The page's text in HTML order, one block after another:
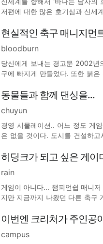
저편에 대한 많은 호기심과 신세
아무도 가보지 못한 '위대한 향로'
현실적인 축구 매니지먼
bloodburn
당신에게 보내는 경고문 2002년
구에 빠지게 만들었다. 또한 붉
도 불구하고 유럽으로 진출하지
동물들과 함께 댄싱을...
chuyun
경영 시물레이션.. 어느 정도 게
은 없을 것이다. 도시를 건설하
동적인 스토리에서 오는 희열도
히딩크가 되고 싶은 게이
rain
게임이 아니다... 챔피언쉽 매니
지만 지금까지 나왔던 다른 축구
실감 넘치는 해설 등은 눈 씻고 찾
이번엔 크리처가 주인공
campus